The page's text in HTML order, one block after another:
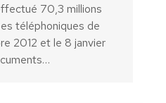
70,3 millions
téléphoniques de
2012 et le 8 janvier